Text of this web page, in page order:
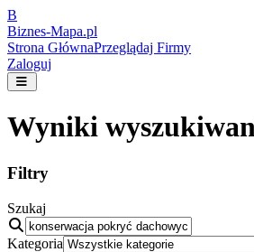
B
Biznes-Mapa.pl
Strona GłównaPrzeglądaj Firmy
Zaloguj
Wyniki
Filtry
Szukaj
Kategoria